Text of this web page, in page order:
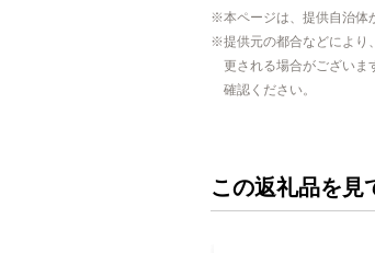
本ページは、提供自治体
提供元の都合などにより
更される場合がございま
確認ください。
この返礼品を見